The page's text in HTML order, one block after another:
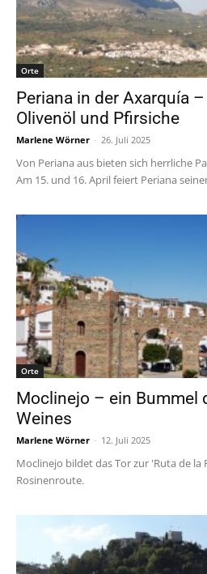
Orte
Periana in der Axarquía
Olivenöl und Pfirsiche
Marlene Wörner - 26. Juli 2025
Von Periana aus bieten sich herrliche
Am 15. und 16. April feiert Periana
Orte
Moclinejo – ein Bummel
Weines
Marlene Wörner - 12. Juli 2025
Moclinejo bildet das Tor zur 'Ruta de la
Rosinenroute.